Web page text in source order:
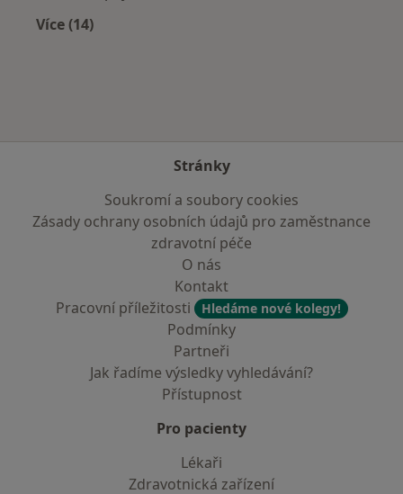
Více (14)
Stránky
Soukromí a soubory cookies
Zásady ochrany osobních údajů pro zaměstnance
zdravotní péče
O nás
Kontakt
Pracovní příležitosti
Hledáme nové kolegy!
Podmínky
Partneři
Jak řadíme výsledky vyhledávání?
Přístupnost
Pro pacienty
Lékaři
Zdravotnická zařízení